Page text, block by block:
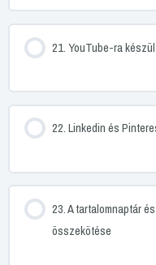
21. YouTube-ra
22. Linkedin és
23. A tartalomnaptár
összekötése